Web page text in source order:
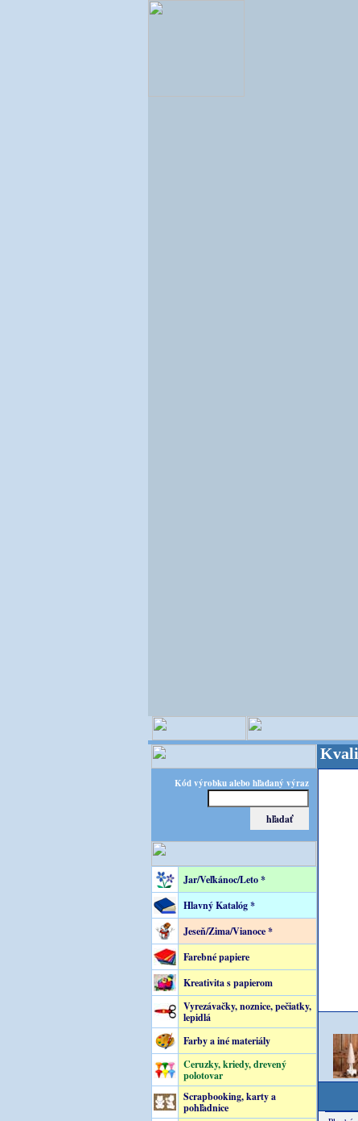
Kód výrobku alebo hľadaný výraz
Jar/Veľkánoc/Leto *
Hlavný Katalóg *
Jeseň/Zima/Vianoce *
Farebné papiere
Kreativita s papierom
Vyrezávačky, noznice, pečiatky,
lepidlá
Farby a iné materiály
Ceruzky, kriedy, drevený
polotovar
Scrapbooking, karty a
pohľadnice
OPITEC - majster kreatívneho sveta - Kvalita za